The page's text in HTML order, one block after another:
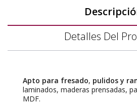
Detalles Del
Apto para fresado, pulidos y
laminados, maderas prensadas,
MDF.